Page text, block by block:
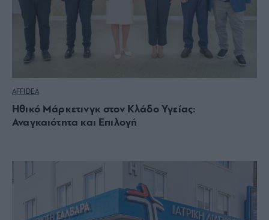
AFFIDEA
Ηθικό Μάρκετινγκ στον Κλάδο Υγείας:
Αναγκαιότητα και Επιλογή